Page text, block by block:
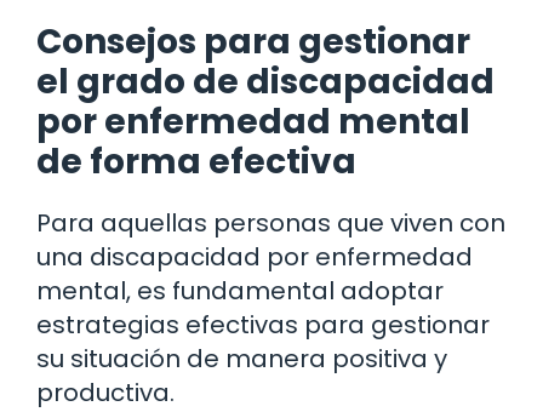
Consejos para gestionar
el grado de discapacidad
por enfermedad mental
de forma efectiva
Para aquellas personas que viven con
una discapacidad por enfermedad
mental, es fundamental adoptar
estrategias efectivas para gestionar
su situación de manera positiva y
productiva.